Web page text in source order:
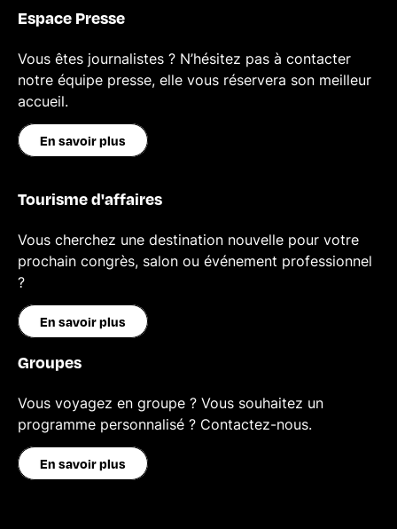
Espace Presse
Vous êtes journalistes ? N’hésitez pas à contacter
notre équipe presse, elle vous réservera son meilleur
accueil.
En savoir plus
Tourisme d'affaires
Vous cherchez une destination nouvelle pour votre
prochain congrès, salon ou événement professionnel
?
En savoir plus
Groupes
Vous voyagez en groupe ? Vous souhaitez un
programme personnalisé ? Contactez-nous.
En savoir plus